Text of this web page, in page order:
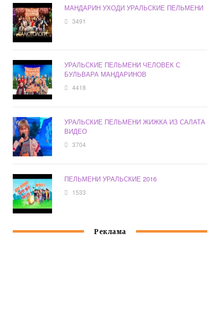
МАНДАРИН УХОДИ УРАЛЬСКИЕ ПЕЛЬМЕНИ
3491
УРАЛЬСКИЕ ПЕЛЬМЕНИ ЧЕЛОВЕК С
БУЛЬВАРА МАНДАРИНОВ
4418
УРАЛЬСКИЕ ПЕЛЬМЕНИ ЖИЖКА ИЗ САЛАТА
ВИДЕО
3704
ПЕЛЬМЕНИ УРАЛЬСКИЕ 2016
1533
Реклама